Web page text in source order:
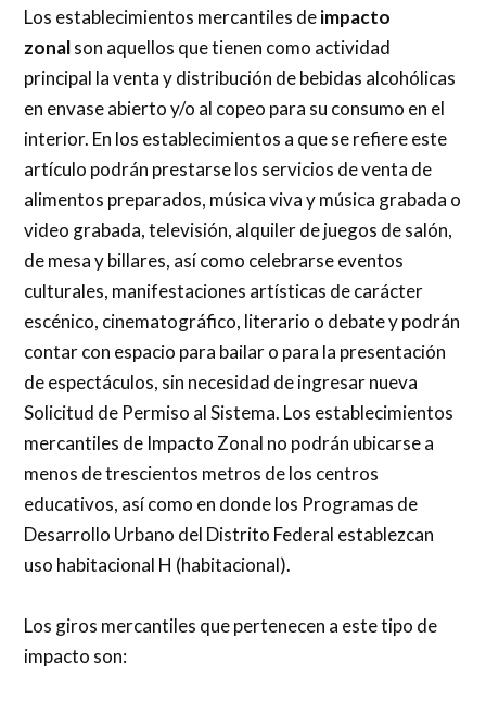
Los establecimientos mercantiles deimpacto
zonalson aquellos que tienen como actividad
principal la venta y distribución de bebidas alcohólicas
en envase abierto y/o al copeo para su consumo en el
interior. En los establecimientos a que se refiere este
artículo podrán prestarse los servicios de venta de
alimentos preparados, música viva y música grabada o
video grabada, televisión, alquiler de juegos de salón,
de mesa y billares, así como celebrarse eventos
culturales, manifestaciones artísticas de carácter
escénico, cinematográfico, literario o debate y podrán
contar con espacio para bailar o para la presentación
de espectáculos, sin necesidad de ingresar nueva
Solicitud de Permiso al Sistema. Los establecimientos
mercantiles de Impacto Zonal no podrán ubicarse a
menos de trescientos metros de los centros
educativos, así como en donde los Programas de
Desarrollo Urbano del Distrito Federal establezcan
uso habitacional H (habitacional).
Los giros mercantiles que pertenecen a este tipo de
impacto son: